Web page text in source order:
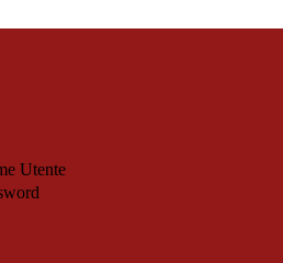
Utente